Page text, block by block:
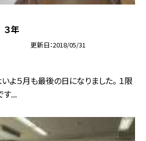
３年
更新日 2018/05/31
いよ５月も最後の日になりました。 １限
す...